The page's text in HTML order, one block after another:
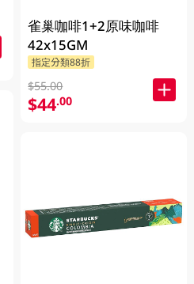
雀巢咖啡1+2原味咖啡
42x15GM
指定分類88折
$55.00
$44.00